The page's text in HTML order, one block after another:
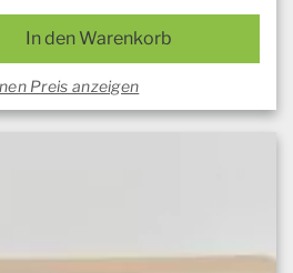
In den Warenkorb
Preis anzeigen